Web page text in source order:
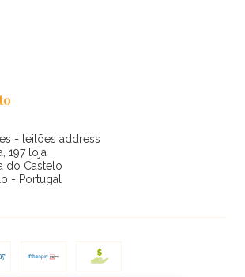
- leilões address
197 loja
do Castelo
- Portugal